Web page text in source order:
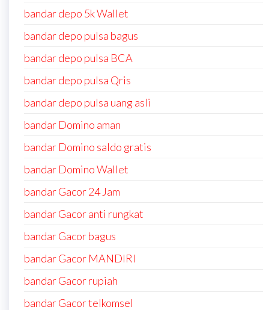
bandar depo 5k Wallet
bandar depo pulsa bagus
bandar depo pulsa BCA
bandar depo pulsa Qris
bandar depo pulsa uang asli
bandar Domino aman
bandar Domino saldo gratis
bandar Domino Wallet
bandar Gacor 24 Jam
bandar Gacor anti rungkat
bandar Gacor bagus
bandar Gacor MANDIRI
bandar Gacor rupiah
bandar Gacor telkomsel